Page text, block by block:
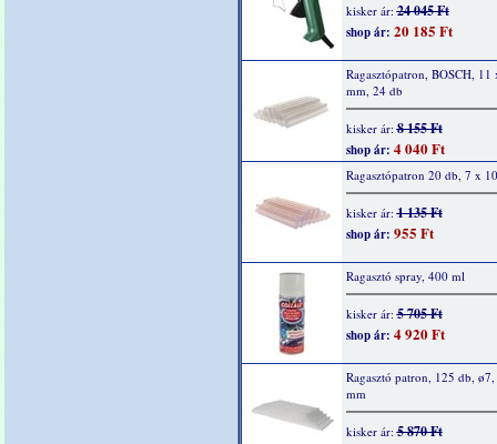
kisker ár:24 045 Ft
shop ár: 20 185 Ft
Ragasztópatron, BOSCH, 11
mm, 24 db
kisker ár:8 155 Ft
shop ár: 4 040 Ft
Ragasztópatron 20 db, 7 x
kisker ár:1 135 Ft
shop ár: 955 Ft
Ragasztó spray, 400 ml
kisker ár:5 705 Ft
shop ár: 4 920 Ft
Ragasztó patron, 125 db,
mm
kisker ár:5 870 Ft